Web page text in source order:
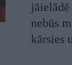
nebūs
kārsies